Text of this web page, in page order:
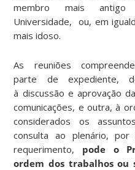
membro mais
Universidade, ou, em
mais idoso.
As reuniões
parte de expediente,
à discussão e aprovação
comunicações, e outra, à
considerados os
consulta ao plenário,
requerimento, pode o
ordem dos trabalhos ou